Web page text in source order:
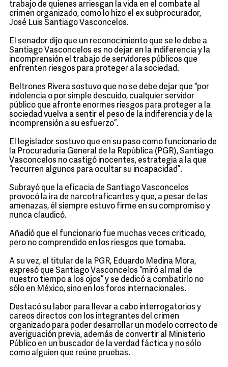
trabajo de quienes arriesgan la vida en el combate al
crimen organizado, como lo hizo el ex subprocurador,
José Luis Santiago Vasconcelos.
El senador dijo que un reconocimiento que se le debe a
Santiago Vasconcelos es no dejar en la indiferencia y la
incomprensión el trabajo de servidores públicos que
enfrenten riesgos para proteger a la sociedad.
Beltrones Rivera sostuvo que no se debe dejar que “por
indolencia o por simple descuido, cualquier servidor
público que afronte enormes riesgos para proteger a la
sociedad vuelva a sentir el peso de la indiferencia y de la
incomprensión a su esfuerzo”.
El legislador sostuvo que en su paso como funcionario de
la Procuraduría General de la República (PGR), Santiago
Vasconcelos no castigó inocentes, estrategia a la que
“recurren algunos para ocultar su incapacidad”.
Subrayó que la eficacia de Santiago Vasconcelos
provocó la ira de narcotraficantes y que, a pesar de las
amenazas, él siempre estuvo firme en su compromiso y
nunca claudicó.
Añadió que el funcionario fue muchas veces criticado,
pero no comprendido en los riesgos que tomaba.
A su vez, el titular de la PGR, Eduardo Medina Mora,
expresó que Santiago Vasconcelos “miró al mal de
nuestro tiempo a los ojos” y se dedicó a combatirlo no
sólo en México, sino en los foros internacionales.
Destacó su labor para llevar a cabo interrogatorios y
careos directos con los integrantes del crimen
organizado para poder desarrollar un modelo correcto de
averiguación previa, además de convertir al Ministerio
Público en un buscador de la verdad fáctica y no sólo
como alguien que reúne pruebas.